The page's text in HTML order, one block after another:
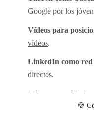
🍪
Google por los
Vídeos para
vídeos.
LinkedIn como red
directos.
Microcomunidades:
Instagram,